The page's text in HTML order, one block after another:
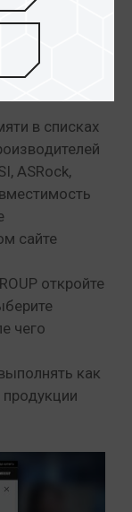
в списках
ASRock,
сайте
откройте
чего
как
продукции